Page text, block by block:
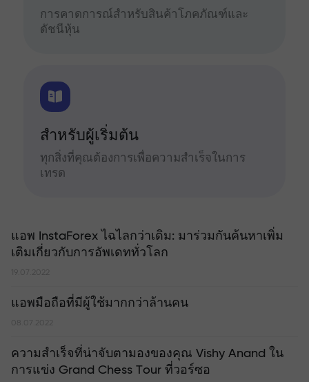
การคาดการณ์สำหรับสินค้าโภคภัณฑ์และ
ดัชนีหุ้น
สำหรับผู้เริ่มต้น
ทุกสิ่งที่คุณต้องการเพื่อความสำเร็จในการ
เทรด
แอพ InstaForex ไฉไลกว่าเดิม: มาร่วมกันค้นหาเพิ่ม
เติมเกี่ยวกับการอัพเดททั่วโลก
19.07.2022
แอพมือถือที่มีผู้ใช้มากกว่าล้านคน
08.07.2022
ความสำเร็จที่น่าจับตามองของคุณ Vishy Anand ใน
การแข่ง Grand Chess Tour ที่วอร์ซอ